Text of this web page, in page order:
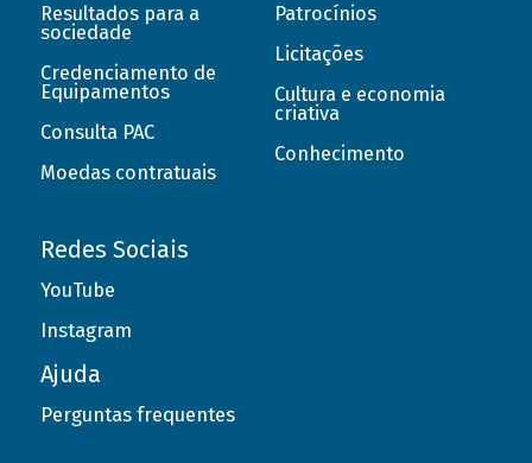
Resultados para a
sociedade
Credenciamento de
Equipamentos
Consulta PAC
Moedas contratuais
Patrocínios
Licitações
Cultura e economia
criativa
Conhecimento
Redes Sociais
YouTube
Instagram
Ajuda
Perguntas frequentes